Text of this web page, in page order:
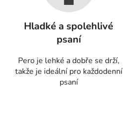
Hladké a spolehlivé
psaní
Pero je lehké a dobře se drží,
takže je ideální pro každodenní
psaní